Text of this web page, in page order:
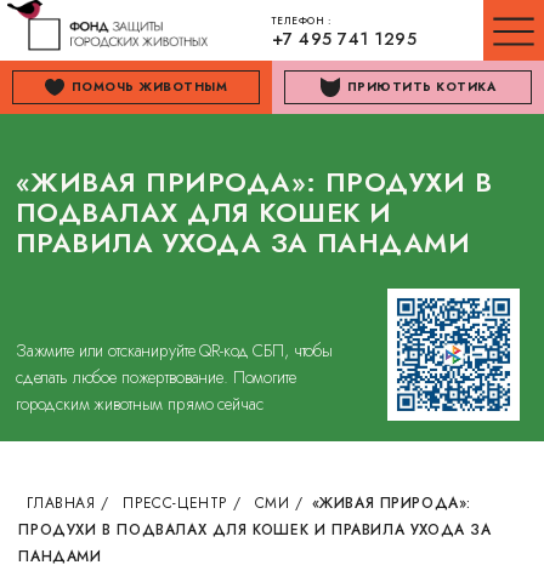
ТЕЛЕФОН :
+7 495 741 1295
ПОМОЧЬ ЖИВОТНЫМ ПРИЮТИТЬ КОТИКА
«ЖИВАЯ ПРИРОДА»: ПРОДУХИ В
ПОДВАЛАХ ДЛЯ КОШЕК И
ПРАВИЛА УХОДА ЗА ПАНДАМИ
Зажмите или отсканируйте QR-код СБП, чтобы
сделать любое пожертвование. Помогите
городским животным прямо сейчас
ГЛАВНАЯ / ПРЕСС-ЦЕНТР / СМИ / «ЖИВАЯ ПРИРОДА»:
ПРОДУХИ В ПОДВАЛАХ ДЛЯ КОШЕК И ПРАВИЛА УХОДА ЗА
ПАНДАМИ